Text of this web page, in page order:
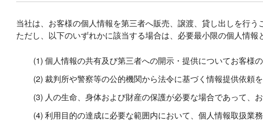
当社は、お客様の個人情報を第三者へ販売、譲渡、貸し出しを行う
ただし、以下のいずれかに該当する場合は、必要最小限の個人情
(1) 個人情報の共有及び第三者への開示・提供についてお客様
(2) 裁判所や警察等の公的機関から法令に基づく情報提供依頼
(3) 人の生命、身体および財産の保護が必要な場合であって、
(4) 利用目的の達成に必要な範囲内において、個人情報取扱業